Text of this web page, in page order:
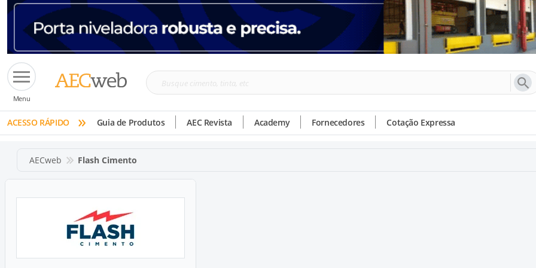
Menu
Busque
tinta,
etc
ACESSO RÁPIDO » Guia de Produtos AEC Revista Academy Fornecedores Cotação Expressa
AECweb Flash Cimento